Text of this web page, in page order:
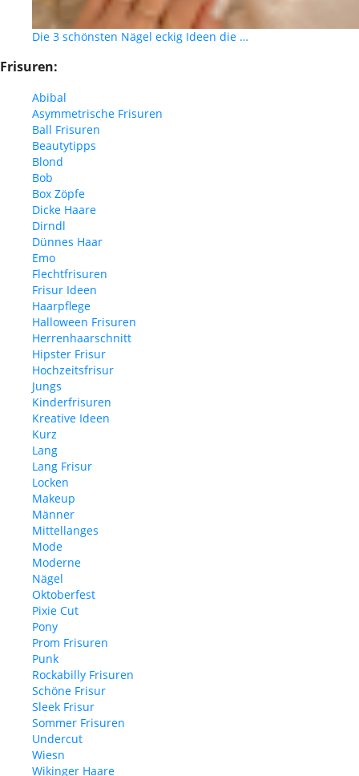
Die 3 schönsten Nägel eckig Ideen die …
Frisuren:
Abibal
Asymmetrische Frisuren
Ball Frisuren
Beautytipps
Blond
Bob
Box Zöpfe
Dicke Haare
Dirndl
Dünnes Haar
Emo
Flechtfrisuren
Frisur Ideen
Haarpflege
Halloween Frisuren
Herrenhaarschnitt
Hipster Frisur
Hochzeitsfrisur
Jungs
Kinderfrisuren
Kreative Ideen
Kurz
Lang
Lang Frisur
Locken
Makeup
Männer
Mittellanges
Mode
Moderne
Nägel
Oktoberfest
Pixie Cut
Pony
Prom Frisuren
Punk
Rockabilly Frisuren
Schöne Frisur
Sleek Frisur
Sommer Frisuren
Undercut
Wiesn
Wikinger Haare